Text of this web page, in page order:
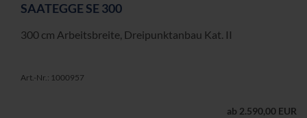
SAAT­EG­GE SE 300
300 cm Ar­beits­brei­te, Drei­punkt­an­bau Kat. II
Art.-Nr.: 1000957
ab 2.590,00 EUR